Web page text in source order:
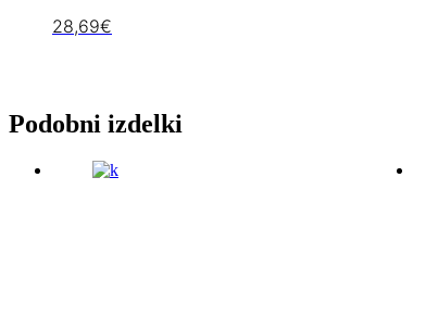
28,69€
Podobni izdelki